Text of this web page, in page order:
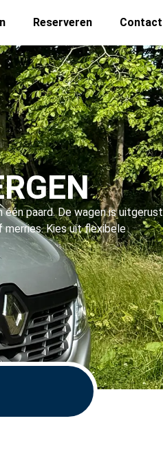
Reserveren Contact
paard. De wagen is uitgerust
Kies uit flexibele